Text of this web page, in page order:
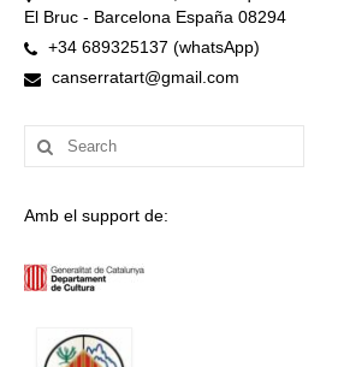
El Bruc - Barcelona España 08294
+34 689325137 (whatsApp)
canserratart@gmail.com
Search
for:
Amb el support de: